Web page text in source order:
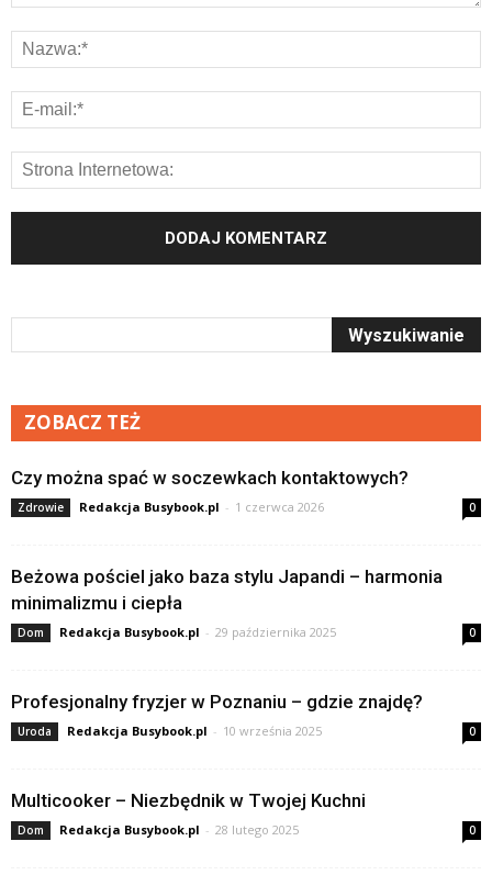
ZOBACZ TEŻ
Czy można spać w soczewkach kontaktowych?
Zdrowie Redakcja Busybook.pl - 1 czerwca 2026 0
Beżowa pościel jako baza stylu Japandi – harmonia
minimalizmu i ciepła
Dom Redakcja Busybook.pl - 29 października 2025 0
Profesjonalny fryzjer w Poznaniu – gdzie znajdę?
Uroda Redakcja Busybook.pl - 10 września 2025 0
Multicooker – Niezbędnik w Twojej Kuchni
Dom Redakcja Busybook.pl - 28 lutego 2025 0